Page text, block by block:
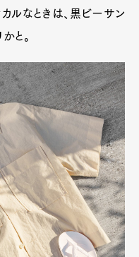
ルなときは、黒ビーサン
と。